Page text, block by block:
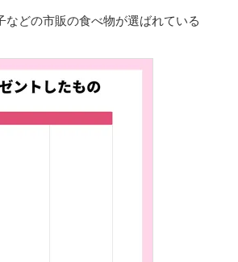
どの市販の食べ物が選ばれている